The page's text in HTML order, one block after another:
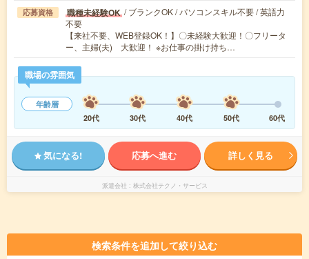
応募資格 職種未経験OK / ブランクOK / パソコンスキル不要 / 英語力
不要
【来社不要、WEB登録OK！】〇未経験大歓迎！〇フリータ
ー、主婦(夫) 大歓迎！ ※お仕事の掛け持ち…
職場の雰囲気
年齢層
20代
30代 40代 50代 60代
気になる! 応募へ進む 詳しく見る
派遣会社 株式会社テクノ・サービス
検索条件を追加して絞り込む